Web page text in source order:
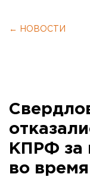
← НОВОСТИ
КПРФ за
во